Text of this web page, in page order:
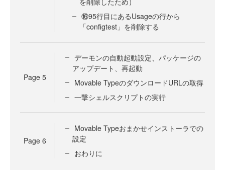
⑯95行目にあるUsageの行から
「configtest」を削除する
Page 5
デーモンの自動起動設定、パッケージの
アップデート、再起動
Movable TypeのダウンロードURLの取得
一撃シェルスクリプトの実行
Page 6
Movable Typeおまかせインストーラでの
設定
おわりに